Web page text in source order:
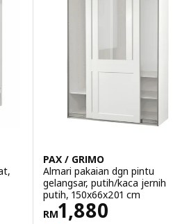
PAX / GRIMO
Almari pakaian dgn pintu
gelangsar, putih/kaca jernih
putih, 150x66x201 cm
RM1,880
Harga RM 1880